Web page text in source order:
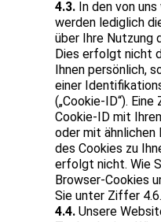
4.3. In den von
werden lediglich
über Ihre Nutzung
Dies erfolgt nicht
Ihnen persönlich,
einer
(„Cookie-ID“).
Cookie-ID mit
oder mit ähnlichen
des Cookies zu
erfolgt nicht. Wie
Browser-Cookies
Sie unter Ziffer 4.6.
4.4. Unsere